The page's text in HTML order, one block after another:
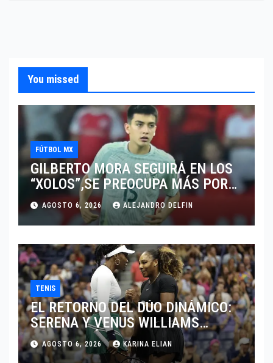
You missed
FÚTBOL MX
GILBERTO MORA SEGUIRÁ EN LOS
“XOLOS”,SE PREOCUPA MÁS POR
JUGAR EN SU EQUIPO.
AGOSTO 6, 2026 ALEJANDRO DELFIN
TENIS
EL RETORNO DEL DÚO DINÁMICO:
SERENA Y VENUS WILLIAMS
DISPUTARÁN LOS DOBLES EN
CINCINNATI 2026
AGOSTO 6, 2026 KARINA ELIAN